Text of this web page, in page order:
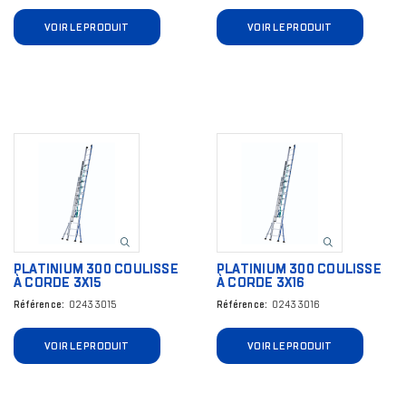
VOIR LE PRODUIT VOIR LE PRODUIT
PLATINIUM 300 COULISSE
À CORDE 3X15
Référence 02433015
VOIR LE PRODUIT
PLATINIUM 300 COULISSE
À CORDE 3X16
Référence 02433016
VOIR LE PRODUIT